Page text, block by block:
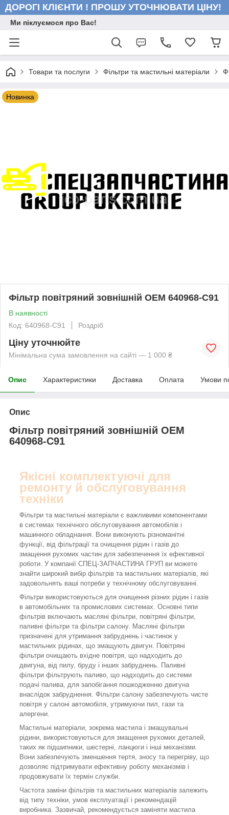
ДОРОГІ КЛІЄНТИ ! ПРОШУ УТОЧНЮВАТИ ЦІНУ!
Ми піклуємося про Вас!
Товари та послуги Фільтри та мастильні матеріали
Новинка
Фільтр повітряний зовнішній OEM 640968-C91
В наявності
Код: 640968-C91
Роздріб
Ціну уточнюйте
Мінімальна сума замовлення на сайті — 1 000 ₴
Опис Характеристики Доставка Оплата Умови
Опис
Фільтр повітряний зовнішній OEM
640968-C91
Якісні комплектуючі для
ремонту й обслуговування
техніки
Фільтри та мастильні матеріали є важливими компонентами
в системах технічного обслуговування автомобілів і
машинного обладнання. Вони виконують різноманітні
функції, від фільтрації та очищення рідин і газів до
змащення рухомих частин для забезпечення їх ефективної
роботи. У компанії СПЕЦ-ЗАПЧАСТИНА ГРУП ви можете
знайти широкий вибір фільтрів та мастильних матеріалів, які
задовольнять ваші потреби у технічному обслуговуванні.
Фільтри використовуються для очищення різних рідин і газів
в автомобільних та промислових системах. Основні типи
фільтрів включають масляні фільтри, повітряні фільтри,
паливні фільтри та фільтри салону. Масляні фільтри
призначені для утримання забруднень і частинок у
мастильних рідинах, що змащують двигун. Повітряні
фільтри очищають вхідне повітря, що надходить до
двигуна, від пилу, бруду і інших забруднень. Паливні
фільтри фільтрують паливо, що надходить до системи
подачі палива, для запобігання пошкодженню двигуна
внаслідок забруднення. Фільтри салону забезпечують чисте
повітря у салоні автомобіля, утримуючи пил, гази та
алергени.
Мастильні матеріали, зокрема мастила і змащувальні
рідини, використовуються для змащення рухомих деталей,
таких як підшипники, шестерні, ланцюги і інші механізми.
Вони забезпечують зменшення тертя, зносу та перегріву, що
дозволяє підтримувати ефективну роботу механізмів і
продовжувати їх термін служби.
Частота заміни фільтрів та мастильних матеріалів залежить
від типу техніки, умов експлуатації і рекомендацій
виробника. Зазвичай, рекомендується заміняти мастила